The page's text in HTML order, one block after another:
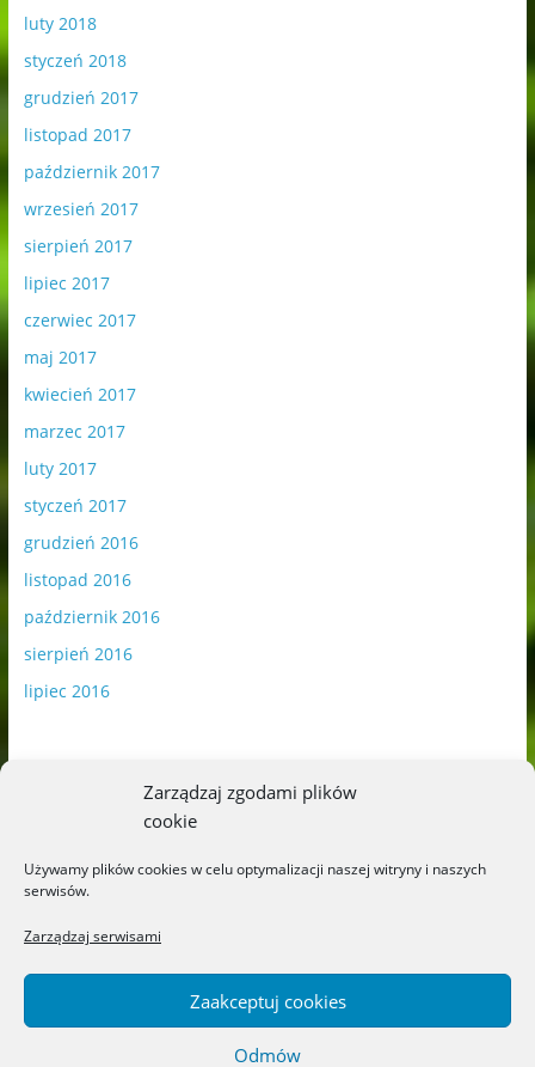
Zarządzaj zgodami plików
cookie
Używamy plików cookies w celu optymalizacji naszej witryny i naszych
serwisów.
Zarządzaj serwisami
Zaakceptuj cookies
Odmów
luty 2018
styczeń 2018
grudzień 2017
listopad 2017
październik 2017
wrzesień 2017
sierpień 2017
lipiec 2017
czerwiec 2017
maj 2017
kwiecień 2017
marzec 2017
luty 2017
styczeń 2017
grudzień 2016
listopad 2016
październik 2016
sierpień 2016
lipiec 2016